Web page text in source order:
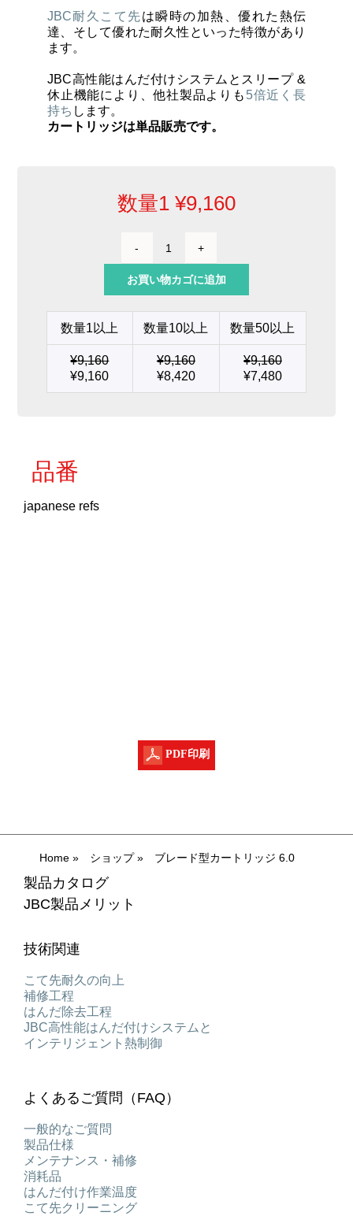
ショッピングカート
JBC耐久こて先は瞬時の加熱、優れた熱伝
達、そして優れた耐久性といった特徴があり
ます。
JBC高性能はんだ付けシステムとスリープ &
休止機能により、他社製品よりも 5倍近く長
持ち します。
カートリッジは単品販売です。
数量1 ¥9,160
ブ
ー
カ
ー
ト
リ
ッ
お買い物カゴに追加
数量1以上 数量10以上 数量50以上
¥9,160
¥9,160
¥9,160
¥8,420
¥9,160
¥7,480
品番
japanese refs
PDF印刷
Home» ショップ» ブレード型カートリッジ 6.0
製品カタログ
JBC製品メリット
技術関連
こて先耐久の向上
補修工程
はんだ除去工程
JBC高性能はんだ付けシステムと
インテリジェント熱制御
よくあるご質問（FAQ）
一般的なご質問
製品仕様
メンテナンス・補修
消耗品
はんだ付け作業温度
こて先クリーニング